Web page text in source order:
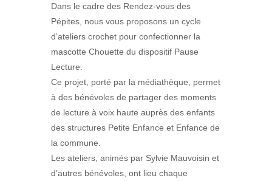
Dans le cadre des Rendez-vous des
Pépites, nous vous proposons un cycle
d’ateliers crochet pour confectionner la
mascotte Chouette du dispositif Pause
Lecture.
Ce projet, porté par la médiathèque, permet
à des bénévoles de partager des moments
de lecture à voix haute auprès des enfants
des structures Petite Enfance et Enfance de
la commune.
Les ateliers, animés par Sylvie Mauvoisin et
d’autres bénévoles, ont lieu chaque